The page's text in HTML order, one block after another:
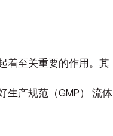
着至关重要的作用。其
生产规范（GMP） 流体